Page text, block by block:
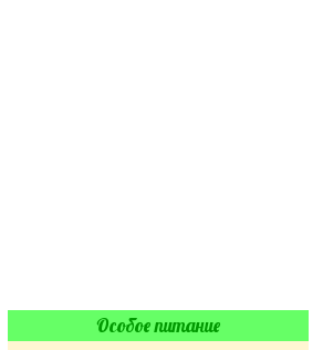
Особое питание